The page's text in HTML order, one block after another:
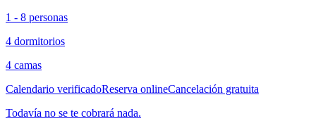
1 - 8 personas
4 dormitorios
4 camas
Calendario verificadoReserva onlineCancelación gratuita
Todavía no se te cobrará nada.